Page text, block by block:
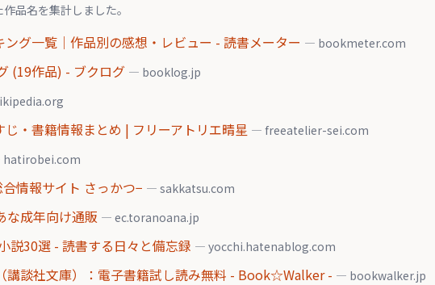
品名を集計しました。
グ一覧｜作品別の感想・レビュー - 読書メーター — bookmeter.com
(19作品) - ブクログ — booklog.jp
・書籍情報まとめ | フリーアトリエ晴星 — freeatelier-sei.com
情報サイト さっかつ− — sakkatsu.com
な成年向け通販 — ec.toranoana.jp
説30選 - 読書する日々と備忘録 — yocchi.hatenablog.com
講談社文庫）：電子書籍試し読み無料 - Book☆Walker - — bookwalker.jp